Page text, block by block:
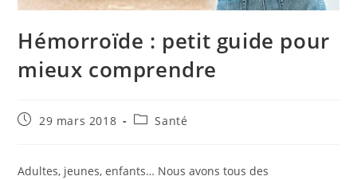
Hémorroïde : petit guide pour
mieux comprendre
Publication
29 mars 2018
PostSanté
Adultes, jeunes, enfants… Nous avons tous des